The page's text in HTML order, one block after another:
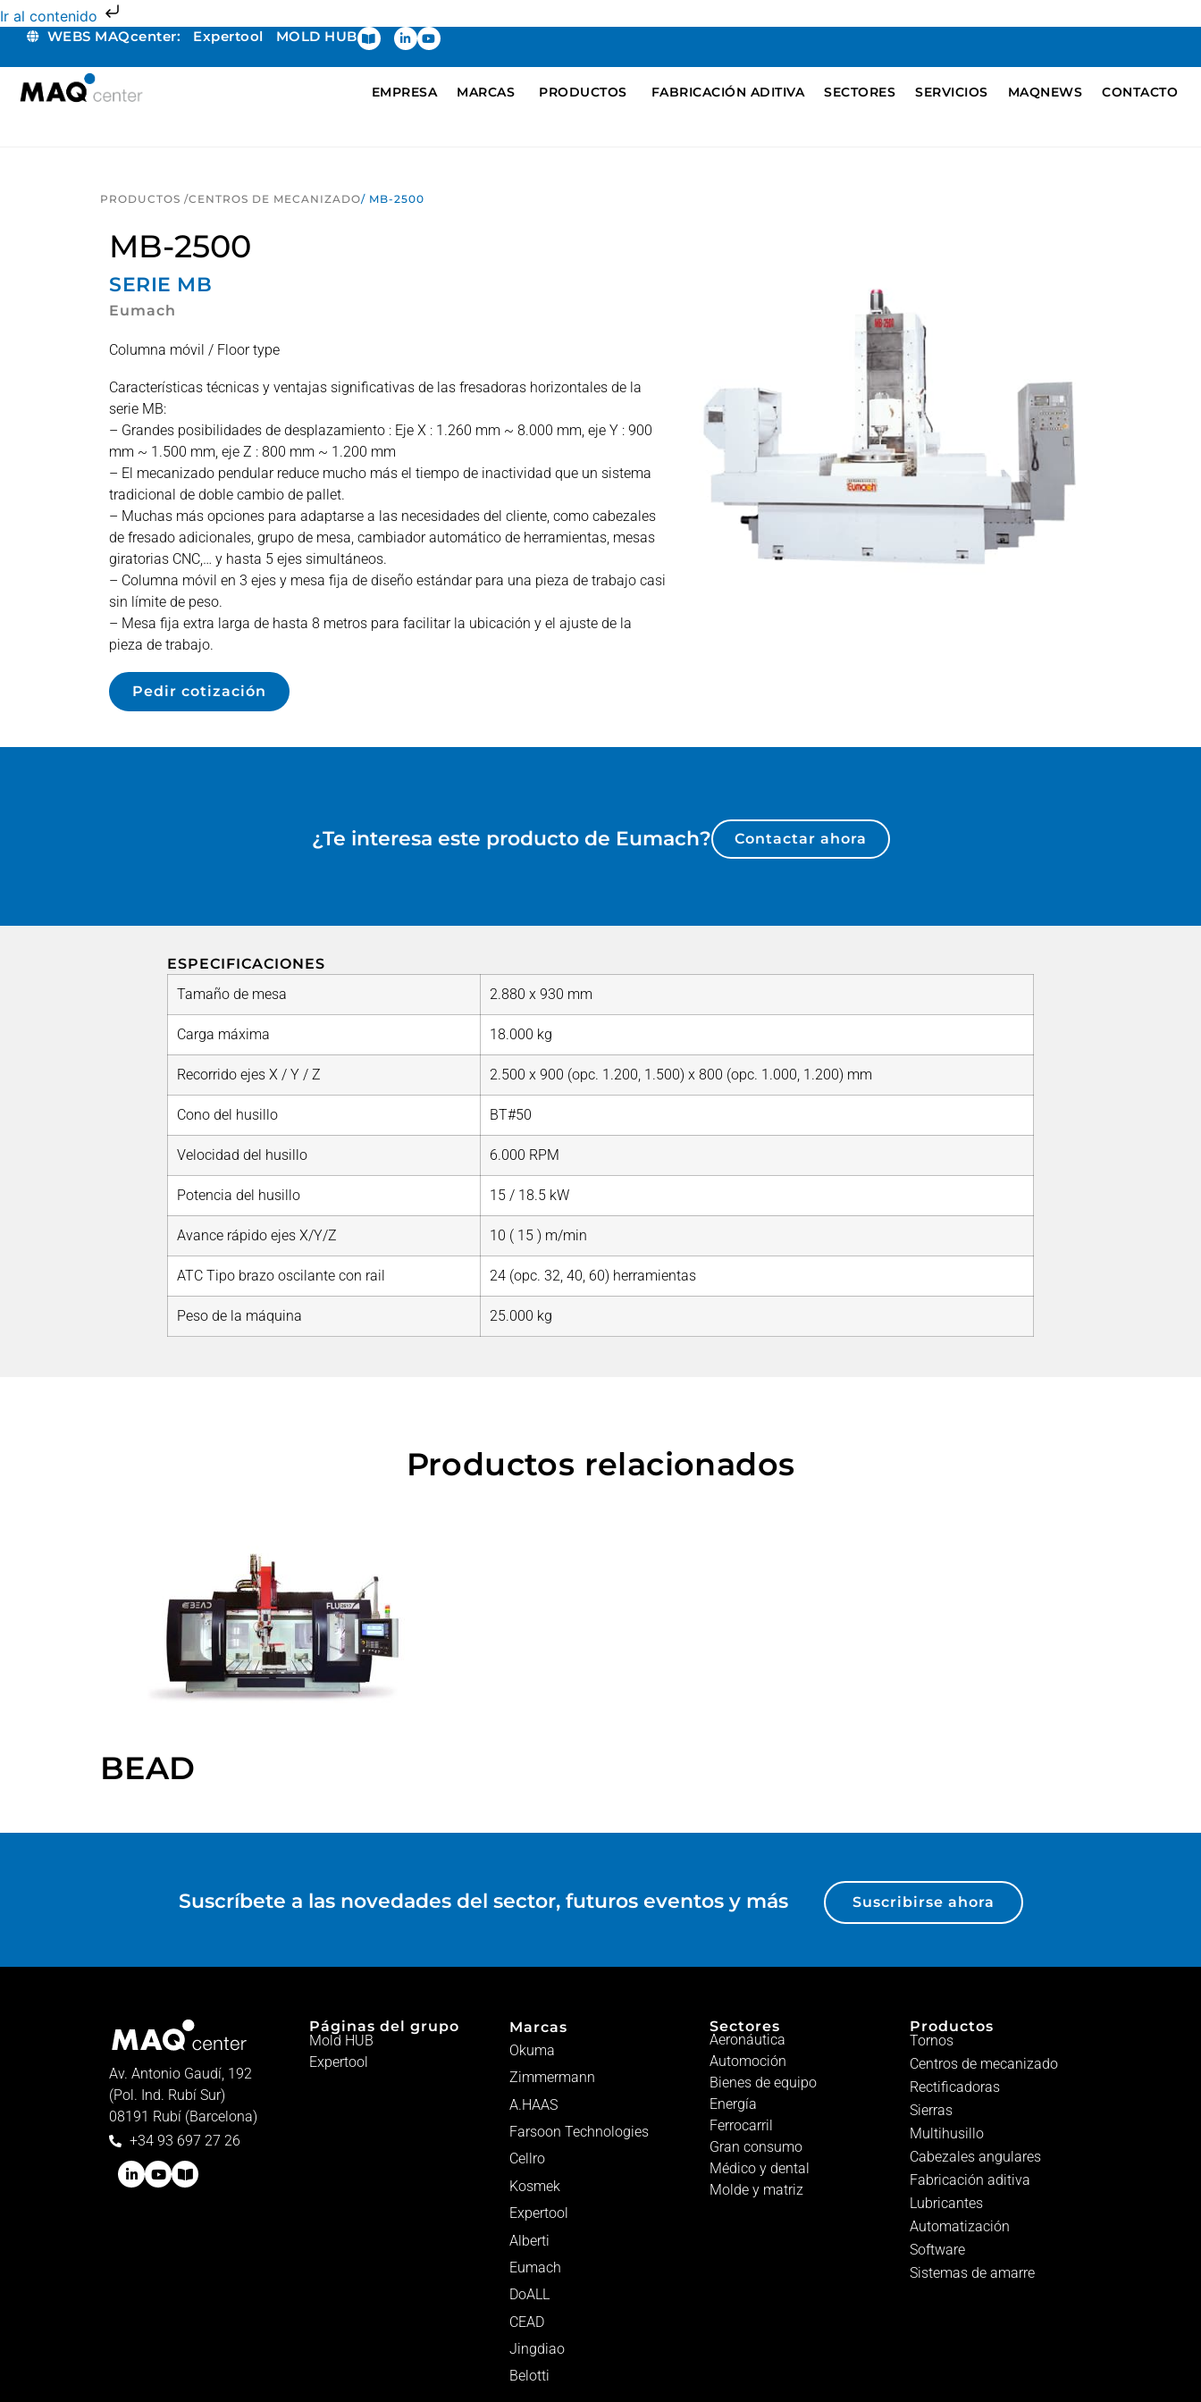
Ir al contenido
WEBS MAQcenter: Expertool MOLD HUB
EMPRESA MARCAS PRODUCTOS FABRICACIÓN ADITIVA SECTORES SERVICIOS MAQNEWS CONTACTO
PRODUCTOS /CENTROS DE MECANIZADO/ MB-2500
MB-2500
SERIE MB
Eumach
Columna móvil / Floor type
Características técnicas y ventajas significativas de las fresadoras horizontales de la
serie MB:
– Grandes posibilidades de desplazamiento : Eje X : 1.260 mm ~ 8.000 mm, eje Y : 900
mm ~ 1.500 mm, eje Z : 800 mm ~ 1.200 mm
– El mecanizado pendular reduce mucho más el tiempo de inactividad que un sistema
tradicional de doble cambio de pallet.
– Muchas más opciones para adaptarse a las necesidades del cliente, como cabezales
de fresado adicionales, grupo de mesa, cambiador automático de herramientas, mesas
giratorias CNC,… y hasta 5 ejes simultáneos.
– Columna móvil en 3 ejes y mesa fija de diseño estándar para una pieza de trabajo casi
sin límite de peso.
– Mesa fija extra larga de hasta 8 metros para facilitar la ubicación y el ajuste de la
pieza de trabajo.
Pedir cotización
¿Te interesa este producto de Eumach? Contactar ahora
ESPECIFICACIONES
Tamaño de mesa
2.880 x 930 mm
Carga máxima 18.000 kg
Recorrido ejes X / Y / Z 2.500 x 900 (opc. 1.200, 1.500) x 800 (opc. 1.000, 1.200) mm
Cono del husillo BT#50
Velocidad del husillo 6.000 RPM
Potencia del husillo 15 / 18.5 kW
Avance rápido ejes X/Y/Z 10 ( 15 ) m/min
ATC Tipo brazo oscilante con rail 24 (opc. 32, 40, 60) herramientas
Peso de la máquina 25.000 kg
Productos relacionados
BEAD
Suscríbete a las novedades del sector, futuros eventos y más Suscribirse ahora
Av. Antonio Gaudí, 192
(Pol. Ind. Rubí Sur)
08191 Rubí (Barcelona)
+34 93 697 27 26
Páginas del grupo
Mold HUB
Expertool
Marcas
Okuma
Zimmermann
A.HAAS
Farsoon Technologies
Cellro
Kosmek
Expertool
Alberti
Eumach
DoALL
CEAD
Jingdiao
Belotti
Sectores
Aeronáutica
Automoción
Bienes de equipo
Energía
Ferrocarril
Gran consumo
Médico y dental
Molde y matriz
Productos
Tornos
Centros de mecanizado
Rectificadoras
Sierras
Multihusillo
Cabezales angulares
Fabricación aditiva
Lubricantes
Automatización
Software
Sistemas de amarre